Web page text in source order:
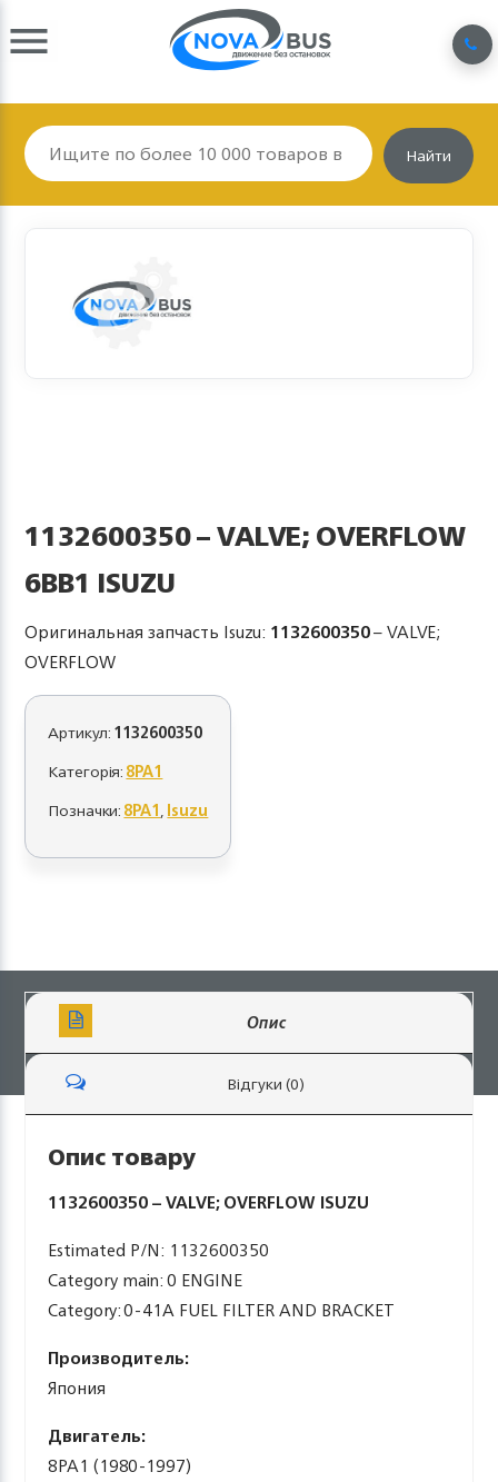
Найти
1132600350 – VALVE; OVERFLOW
6BB1 ISUZU
Оригинальная запчасть Isuzu: 1132600350– VALVE;
OVERFLOW
Артикул:1132600350
Категорія:8PA1
Позначки:8PA1,Isuzu
Опис
Відгуки (0)
Опис товару
1132600350 – VALVE; OVERFLOW ISUZU
Estimated P/N: 1132600350
Category main: 0 ENGINE
Category: 0-41A FUEL FILTER AND BRACKET
Производитель:
Япония
Двигатель:
8PA1 (1980-1997)